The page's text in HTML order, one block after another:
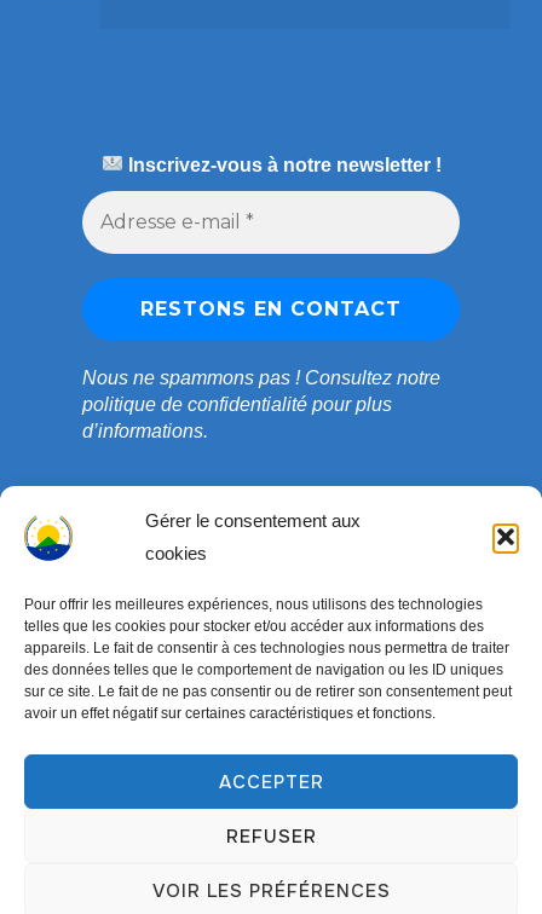
Gérer le consentement aux
cookies
Pour offrir les meilleures expériences, nous utilisons des technologies
telles que les cookies pour stocker et/ou accéder aux informations des
appareils. Le fait de consentir à ces technologies nous permettra de traiter
des données telles que le comportement de navigation ou les ID uniques
sur ce site. Le fait de ne pas consentir ou de retirer son consentement peut
avoir un effet négatif sur certaines caractéristiques et fonctions.
ACCEPTER
REFUSER
VOIR LES PRÉFÉRENCES
Inscrivez-vous à notre newsletter !
Nous ne spammons pas ! Consultez notre
politique de confidentialitépour plus
d’informations.